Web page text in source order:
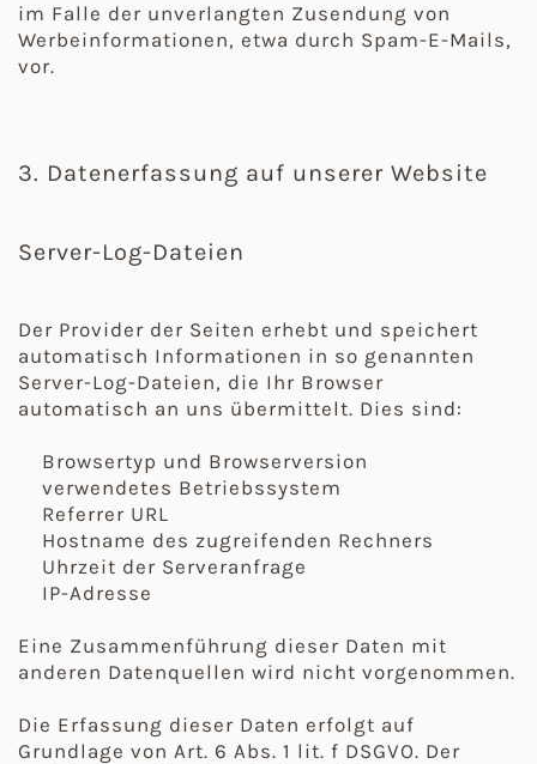
im Falle der unverlangten Zusendung von
Werbeinformationen, etwa durch Spam-E-Mails,
vor.
3. Datenerfassung auf unserer Website
Server-Log-Dateien
Der Provider der Seiten erhebt und speichert
automatisch Informationen in so genannten
Server-Log-Dateien, die Ihr Browser
automatisch an uns übermittelt. Dies sind:
Browsertyp und Browserversion
verwendetes Betriebssystem
Referrer URL
Hostname des zugreifenden Rechners
Uhrzeit der Serveranfrage
IP-Adresse
Eine Zusammenführung dieser Daten mit
anderen Datenquellen wird nicht vorgenommen.
Die Erfassung dieser Daten erfolgt auf
Grundlage von Art. 6 Abs. 1 lit. f DSGVO. Der